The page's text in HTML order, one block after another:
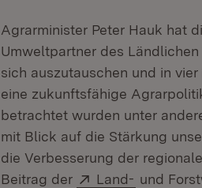
Agrarminister Peter Hauk hat
Umweltpartner des
sich auszutauschen und in
eine zukunftsfähige
betrachtet wurden unter
mit Blick auf die Stärkung
die Verbesserung der
Beitrag der
Extern:
Land- (Öffnet in
und